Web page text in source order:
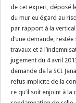
de cet expert, déposé
du mur eu égard au
par rapport à la
d’une demande,
travaux et à
jugement du 4 avril
demande de la SCI
refus implicite de la
ce qu’il soit enjoint à la